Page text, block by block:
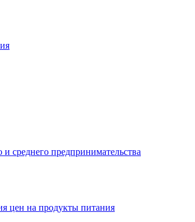
среднего предпринимательства
цен на продукты питания